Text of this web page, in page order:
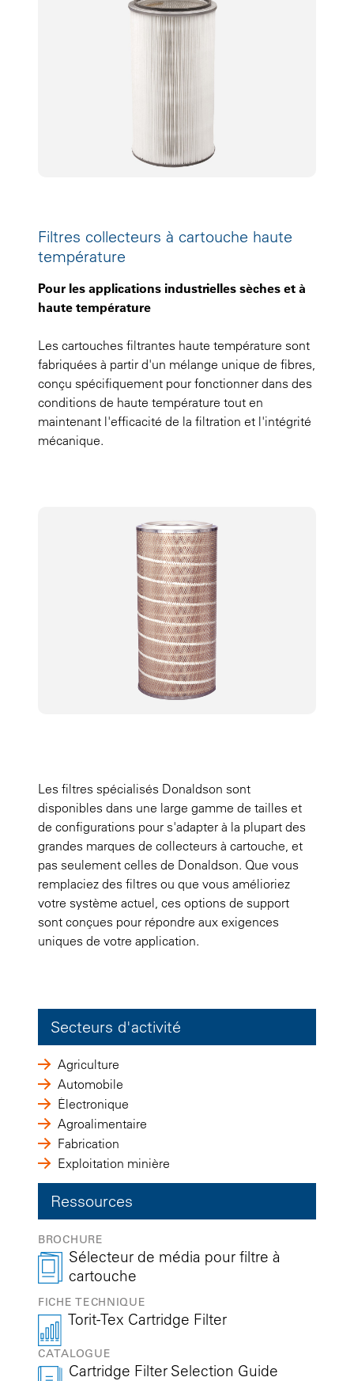
Filtres collecteurs à cartouche haute
température
Pour les applications industrielles sèches et à
haute température
Les cartouches filtrantes haute température sont
fabriquées à partir d'un mélange unique de fibres,
conçu spécifiquement pour fonctionner dans des
conditions de haute température tout en
maintenant l'efficacité de la filtration et l'intégrité
mécanique.
Les filtres spécialisés Donaldson sont
disponibles dans une large gamme de tailles et
de configurations pour s'adapter à la plupart des
grandes marques de collecteurs à cartouche, et
pas seulement celles de Donaldson. Que vous
remplaciez des filtres ou que vous amélioriez
votre système actuel, ces options de support
sont conçues pour répondre aux exigences
uniques de votre application.
Secteurs d'activité
Agriculture
Automobile
Électronique
Agroalimentaire
Fabrication
Exploitation minière
Ressources
BROCHURE
Sélecteur de média pour filtre à
cartouche
FICHE TECHNIQUE
Torit-Tex Cartridge Filter
CATALOGUE
Cartridge Filter Selection Guide